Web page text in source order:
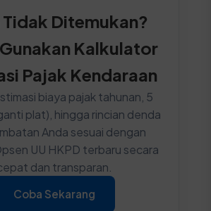
Ditemukan?
Kalkulator
Pajak Kendaraan
biaya pajak tahunan, 5
plat), hingga rincian denda
Anda sesuai dengan
UU HKPD terbaru secara
dan transparan.
Coba Sekarang